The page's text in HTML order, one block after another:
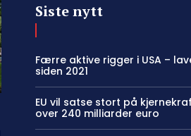
Siste nytt
Færre aktive rigger i USA –
siden 2021
EU vil satse stort på
over 240 milliarder euro